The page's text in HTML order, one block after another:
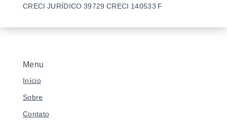
Menu
Início
Sobre
Contato
CRECI JURÍDICO 39729 CRECI 140533 F